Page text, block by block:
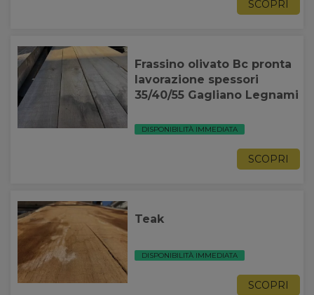
SCOPRI
Frassino olivato Bc pronta
lavorazione spessori
35/40/55 Gagliano Legnami
DISPONIBILITÀ IMMEDIATA
SCOPRI
Teak
DISPONIBILITÀ IMMEDIATA
SCOPRI